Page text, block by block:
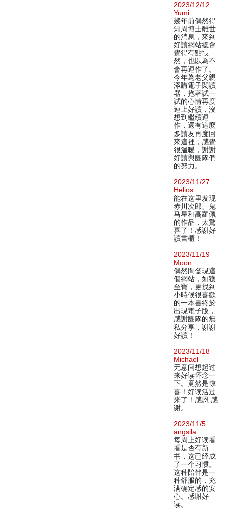
2023/12/12
Yumi
幾年前偶然得
知周博士離世
的消息，來到
好讀網站總會
覺得有點悵
然，也以為不
會再運作了。
今年為老父親
添購電子閱讀
器，抱著試一
試的心情再度
連上好讀，沒
想到繼續運
作，還有這麼
多讀友再度回
來這裡，感覺
很溫暖，謝謝
好讀與團隊們
的努力。
2023/11/27
Helios
能在这里发现
赤川次郎、鬼
马星和高羅佩
的作品，太驚
喜了！感謝好
讀書櫃！
2023/11/19
Moon
偶然間發現這
個網站，如獲
至寶，更找到
小時候很喜歡
的一本書終於
出現電子版，
感謝團隊的無
私分享，謝謝
好讀！
2023/11/18
Michael
无意间想起过
来好读怀念一
下。竟然是惊
喜！好读活过
来了！感恩 感
谢。
2023/11/5
angsila
每周上好读看
看是否有新
书，这已经成
了一个习惯。
这种陪伴是一
种舒服的，充
满确定感的安
心。感谢好
读。